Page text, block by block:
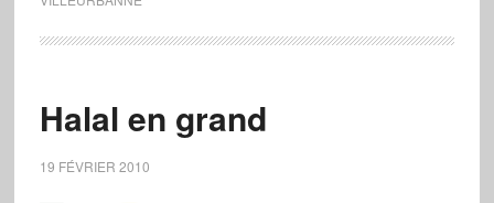
Halal en grand
19 FÉVRIER 2010